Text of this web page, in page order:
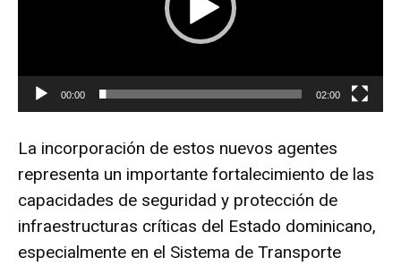
c
r
d
e
v
00:00 02:00
La incorporación de estos nuevos agentes
representa un importante fortalecimiento de las
capacidades de seguridad y protección de
infraestructuras críticas del Estado dominicano,
especialmente en el Sistema de Transporte